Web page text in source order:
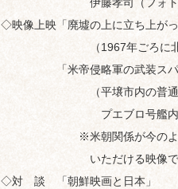
◇映像上映「廃墟の上に立ち上がっ
（1967年ごろに北朝鮮
「米帝侵略軍の武装スパイ
（平壌市内の普通江（ポ
プエブロ号艦内で上映さ
※米朝関係が今のように危
いただける映像で
◇対 談 「朝鮮映画と日本」